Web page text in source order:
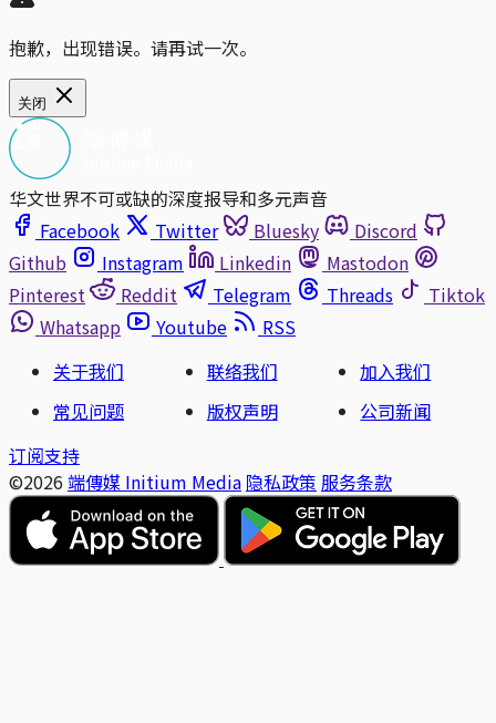
抱歉，出现错误。请再试一次。
关闭
华文世界不可或缺的深度报导和多元声音
Facebook
Twitter Bluesky
Discord
Github
Instagram Linkedin
Mastodon
Pinterest
Reddit Telegram Threads
Tiktok
Whatsapp
Youtube
RSS
关于我们
联络我们
加入我们
常见问题
版权声明
公司新闻
订阅支持
©2026 端傳媒 Initium Media 隐私政策 服务条款